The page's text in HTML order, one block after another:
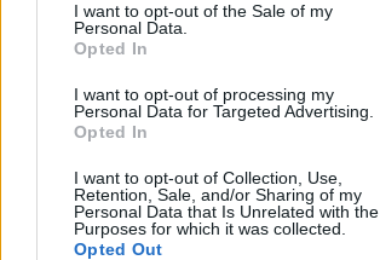
I want to opt-out of the Sale of my
Personal Data.
Opted In
I want to opt-out of processing my
Personal Data for Targeted Advertising.
Opted In
I want to opt-out of Collection, Use,
Retention, Sale, and/or Sharing of my
Personal Data that Is Unrelated with the
Purposes for which it was collected.
Opted Out